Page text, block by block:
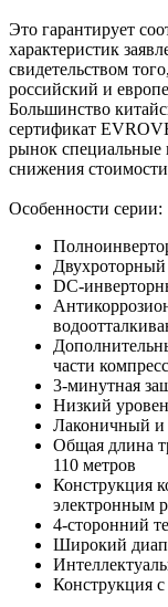
Это гарантирует
характеристик
свидетельством
российский и
Большинство
сертификат
рынок специальные
снижения
Особенности серии:
DС-
части
3-минутная
Низкий
Лаконичный и
Общая длина
110 метров
Конструкция
электронным
4-сторонний
Широкий
Конструкция